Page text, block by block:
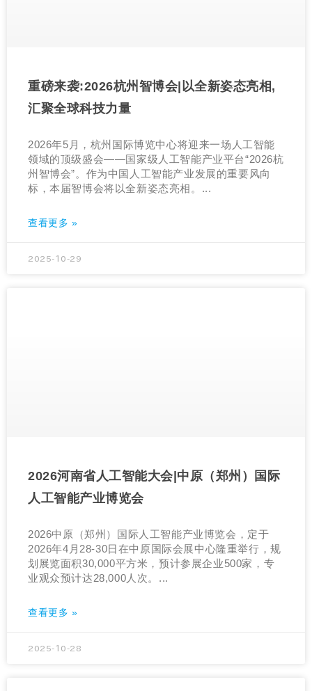
重磅来袭:2026杭州智博会|以全新姿态亮相,
汇聚全球科技力量
2026年5月，杭州国际博览中心将迎来一场人工智能
领域的顶级盛会——国家级人工智能产业平台“2026杭
州智博会”。作为中国人工智能产业发展的重要风向
标，本届智博会将以全新姿态亮相。...
查看更多 »
2025-10-29
2026河南省人工智能大会|中原（郑州）国际
人工智能产业博览会
2026中原（郑州）国际人工智能产业博览会，定于
2026年4月28-30日在中原国际会展中心隆重举行，规
划展览面积30,000平方米，预计参展企业500家，专
业观众预计达28,000人次。...
查看更多 »
2025-10-28